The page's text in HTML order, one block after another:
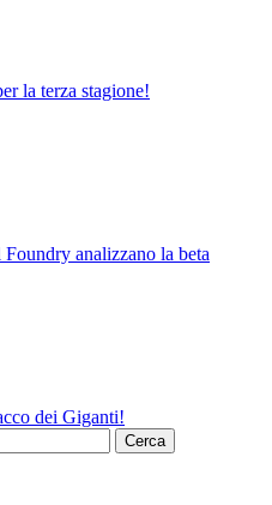
la terza stagione!
analizzano la beta
dei Giganti!